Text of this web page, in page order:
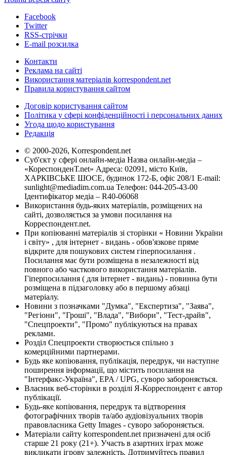
Facebook
Twitter
RSS-стрічки
E-mail розсилка
Контакти
Реклама на сайті
Використання матеріалів korrespondent.net
Правила користування сайтом
Договір користування сайтом
Політика у сфері конфіденційності і персональних даних
Угода щодо користування
Редакція
© 2000-2026, Korrespondent.net
Суб'єкт у сфері онлайн-медіа Назва онлайн-медіа –
«КореспонденТ.net» Адреса: 02091, місто Київ,
ХАРКІВСЬКЕ ШОСЕ, будинок 172-Б, офіс 208/1 E-mail:
sunlight@mediadim.com.ua Телефон: 044-205-43-00
Ідентифікатор медіа – R40-06068
Використання будь-яких матеріалів, розміщених на
сайті, дозволяється за умови посилання на
Корреспондент.net.
При копіюванні матеріалів зі сторінки « Новини України
і світу» , для інтернет - видань - обов'язкове пряме
відкрите для пошукових систем гіперпосилання .
Посилання має бути розміщена в незалежності від
повного або часткового використання матеріалів.
Гіперпосилання ( для інтернет - видань) - повинна бути
розміщена в підзаголовку або в першому абзаці
матеріалу.
Новини з позначками "Думка", "Експертиза", "Заява",
"Регіони", "Гроші", "Влада", "Вибори", "Тест-драйв",
"Спецпроекти", "Промо" публікуються на правах
реклами.
Розділ Спецпроекти створюється спільно з
комерційними партнерами.
Будь яке копіювання, публікація, передрук, чи наступне
поширення інформації, що містить посилання на
"Інтерфакс-Україна", EPA / UPG, суворо забороняється.
Власник веб-сторінки в розділі Я-Корреспондент є автор
публікації.
Будь-яке копіювання, передрук та відтворення
фотографічних творів та/або аудіовізуальних творів
правовласника Getty Images - суворо забороняється.
Матеріали сайту korrespondent.net призначені для осіб
старше 21 року (21+). Участь в азартних іграх може
викликати ігрову залежність. Дотримуйтесь правил